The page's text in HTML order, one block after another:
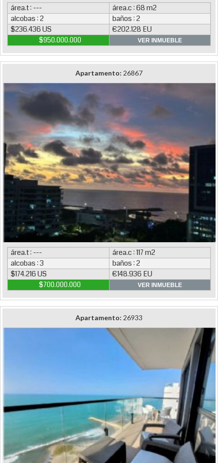
área.t : ---
área.c : 68 m2
alcobas : 2
baños : 2
$236.436 US
€202.128 EU
$950.000.000 VER INMUEBLE
Apartamento: 26867
área.t : ---
área.c : 117 m2
alcobas : 3
baños : 2
$174.216 US
€148.936 EU
$700.000.000 VER INMUEBLE
Apartamento: 26933